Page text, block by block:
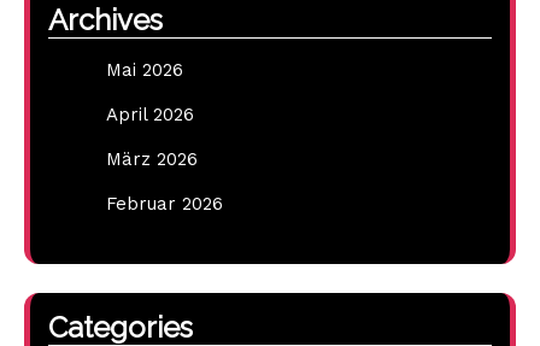
Archives
Mai 2026
April 2026
März 2026
Februar 2026
Categories